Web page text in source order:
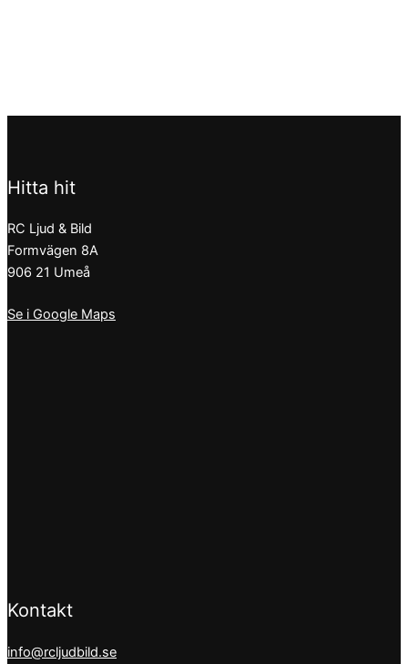
Hitta hit
RC Ljud & Bild
Formvägen 8A
906 21 Umeå
Se i Google Maps
Kontakt
info@rcljudbild.se